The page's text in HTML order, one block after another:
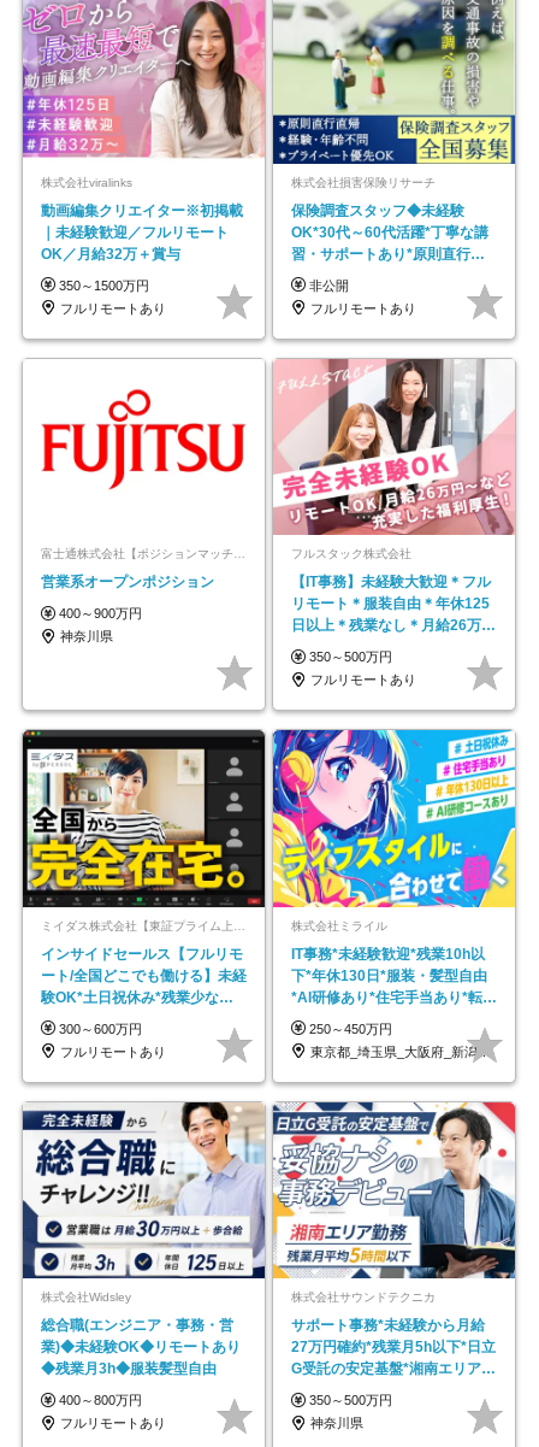
株式会社viralinks
動画編集クリエイター※初掲載
｜未経験歓迎／フルリモート
OK／月給32万＋賞与
350～1500万円
フルリモートあり
株式会社損害保険リサーチ
保険調査スタッフ◆未経験
OK*30代～60代活躍*丁寧な講
習・サポートあり*原則直行直
帰／全国募集・業務委託
非公開
フルリモートあり
富士通株式会社【ポジションマッチ登録】
営業系オープンポジション
400～900万円
神奈川県
フルスタック株式会社
【IT事務】未経験大歓迎＊フル
リモート＊服装自由＊年休125
日以上＊残業なし＊月給26万円
以上
350～500万円
フルリモートあり
インサイドセールス【フルリモ
ート/全国どこでも働ける】未経
験OK*土日祝休み*残業少なめ*
在宅勤務手当あり
300～600万円
フルリモートあり
株式会社ミライル
IT事務*未経験歓迎*残業10h以
下*年休130日*服装・髪型自由
*AI研修あり*住宅手当あり*転勤
なし
250～450万円
東京都_埼玉県_大阪府_新潟県_福岡県
株式会社Widsley
総合職(エンジニア・事務・営
業)◆未経験OK◆リモートあり
◆残業月3h◆服装髪型自由
400～800万円
フルリモートあり
株式会社サウンドテクニカ
サポート事務*未経験から月給
27万円確約*残業月5h以下*日立
G受託の安定基盤*湘南エリア勤
務
350～500万円
神奈川県